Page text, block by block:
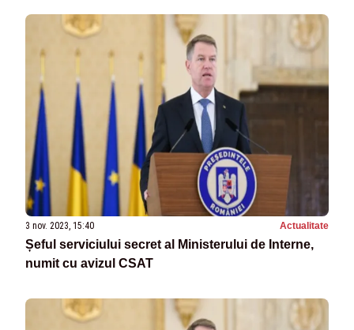
3 nov. 2023, 15:40 Actualitate
Șeful serviciului secret al Ministerului de Interne,
numit cu avizul CSAT